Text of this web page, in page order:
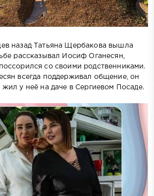
назад Татьяна Щербакова вышла
рассказывал Иосиф Оганесян,
со своими родственниками.
всегда поддерживал общение, он
жил у неё на даче в Сергиевом Посаде.